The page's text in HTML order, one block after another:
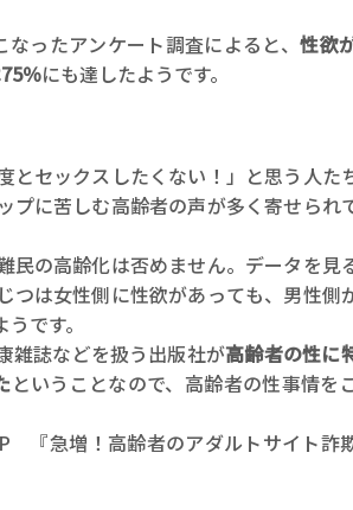
ったアンケート調査によると、 性欲
％にも達したようです。
とセックスしたくない！」と思う人た
プに苦しむ高齢者の声が多く寄せられ
民の高齢化は否めません。データを見
つは女性側に性欲があっても、男性側
です。
雑誌などを扱う出版社が高齢者の性に
ということなので、高齢者の性事情を
『急増！高齢者のアダルトサイト